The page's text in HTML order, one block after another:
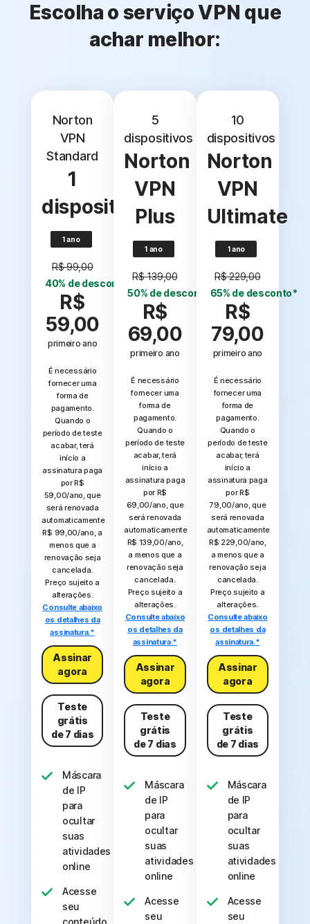
Escolha o serviço VPN que
achar melhor:
Norton
VPN
Standard
1
dispositivo
1 ano
R$ 99,00
40% de desconto*
R$
59,00
primeiro ano
É necessário
fornecer uma
forma de
pagamento.
Quando o
período de teste
acabar, terá
início a
assinatura paga
por R$
59,00/ano, que
será renovada
automaticamente
R$ 99,00/ano, a
menos que a
renovação seja
cancelada.
Preço sujeito a
alterações.
Consulte abaixo
os detalhes da
assinatura.*
Assinar
agora
Teste
grátis
de 7 dias
Máscara
de IP
para
ocultar
suas
atividades
online
Acesse
seu
conteúdo
5
dispositivos
Norton
VPN
Plus
1 ano
R$ 139,00
50% de desconto*
R$
69,00
primeiro ano
É necessário
fornecer uma
forma de
pagamento.
Quando o
período de teste
acabar, terá
início a
assinatura paga
por R$
69,00/ano, que
será renovada
automaticamente
R$ 139,00/ano,
a menos que a
renovação seja
cancelada.
Preço sujeito a
alterações.
Consulte abaixo
os detalhes da
assinatura.*
Assinar
agora
Teste
grátis
de 7 dias
Máscara
de IP
para
ocultar
suas
atividades
online
Acesse
seu
10
dispositivos
Norton
VPN
Ultimate
1 ano
R$ 229,00
65% de desconto*
R$
79,00
primeiro ano
É necessário
fornecer uma
forma de
pagamento.
Quando o
período de teste
acabar, terá
início a
assinatura paga
por R$
79,00/ano, que
será renovada
automaticamente
R$ 229,00/ano,
a menos que a
renovação seja
cancelada.
Preço sujeito a
alterações.
Consulte abaixo
os detalhes da
assinatura.*
Assinar
agora
Teste
grátis
de 7 dias
Máscara
de IP
para
ocultar
suas
atividades
online
Acesse
seu